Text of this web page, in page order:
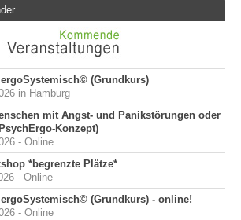
(Grundkurs)
in Hamburg
mit Angst- und Panikstörungen oder
Konzept)
- Online
*begrenzte Plätze*
- Online
(Grundkurs) - online!
- Online